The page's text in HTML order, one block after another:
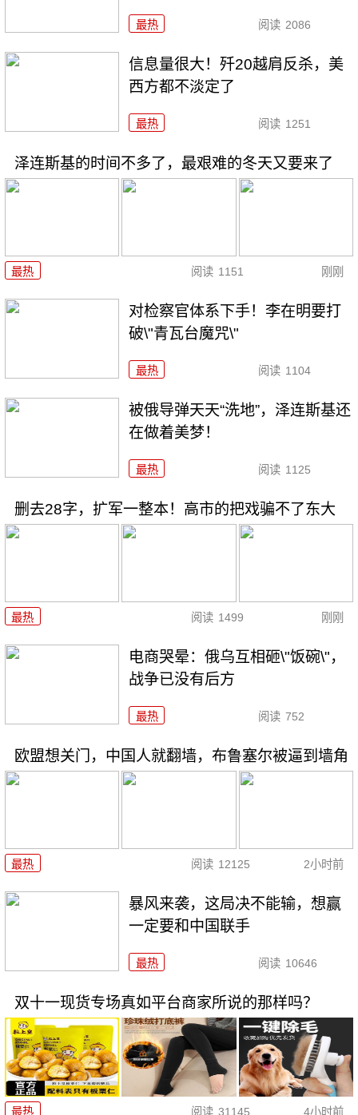
最热 阅读 2086
信息量很大！歼20越肩反杀，美
西方都不淡定了
最热 阅读 1251
泽连斯基的时间不多了，最艰难的冬天又要来了
最热 阅读 1151 刚刚
对检察官体系下手！李在明要打
破\"青瓦台魔咒\"
最热 阅读 1104
被俄导弹天天“洗地”，泽连斯基还
在做着美梦！
最热 阅读 1125
删去28字，扩军一整本！高市的把戏骗不了东大
最热 阅读 1499 刚刚
电商哭晕：俄乌互相砸\"饭碗\"，
战争已没有后方
最热 阅读 752
欧盟想关门，中国人就翻墙，布鲁塞尔被逼到墙角
最热 阅读 12125 2小时前
暴风来袭，这局决不能输，想赢
一定要和中国联手
最热 阅读 10646
双十一现货专场真如平台商家所说的那样吗？
最热 阅读 31145 4小时前